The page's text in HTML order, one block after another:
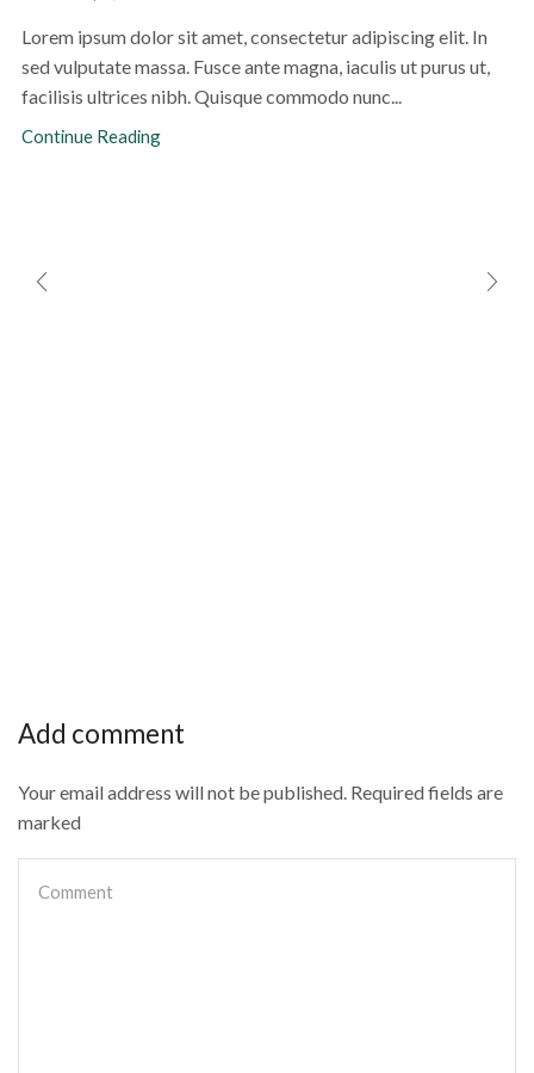
Lorem ipsum dolor sit amet, consectetur adipiscing elit. In
sed vulputate massa. Fusce ante magna, iaculis ut purus ut,
facilisis ultrices nibh. Quisque commodo nunc...
Continue Reading
Add comment
Your email address will not be published. Required fields are
marked